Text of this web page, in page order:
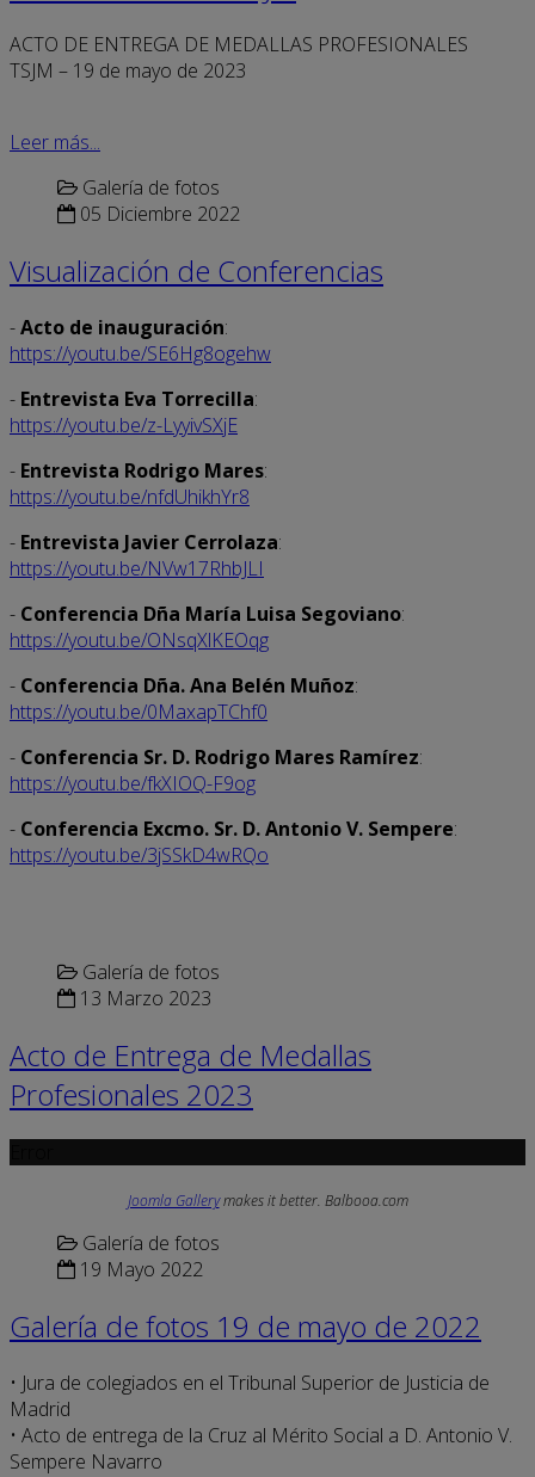
ACTO DE ENTREGA DE MEDALLAS PROFESIONALES
TSJM – 19 de mayo de 2023
Leer más...
Galería de fotos
05 Diciembre 2022
Visualización de Conferencias
-Acto de inauguración:
https://youtu.be/SE6Hg8ogehw
- Entrevista Eva Torrecilla:
https://youtu.be/z-LyyivSXjE
- Entrevista Rodrigo Mares:
https://youtu.be/nfdUhikhYr8
- Entrevista Javier Cerrolaza:
https://youtu.be/NVw17RhbJLI
- Conferencia Dña María Luisa Segoviano:
https://youtu.be/ONsqXlKEOqg
- Conferencia Dña. Ana Belén Muñoz:
https://youtu.be/0MaxapTChf0
- Conferencia Sr. D. Rodrigo Mares Ramírez:
https://youtu.be/fkXIOQ-F9og
- Conferencia Excmo. Sr. D. Antonio V. Sempere:
https://youtu.be/3jSSkD4wRQo
Galería de fotos
13 Marzo 2023
Acto de Entrega de Medallas
Profesionales 2023
Joomla Gallerymakes it better. Balbooa.com
Galería de fotos
19 Mayo 2022
Galería de fotos 19 de mayo de 2022
• Jura de colegiados en el Tribunal Superior de Justicia de
Madrid
• Acto de entrega de la Cruz al Mérito Social a D. Antonio V.
Sempere Navarro